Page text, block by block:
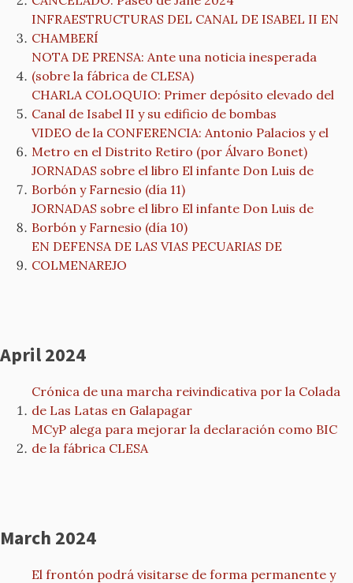
INFRAESTRUCTURAS DEL CANAL DE ISABEL II EN
CHAMBERÍ
NOTA DE PRENSA: Ante una noticia inesperada
(sobre la fábrica de CLESA)
CHARLA COLOQUIO: Primer depósito elevado del
Canal de Isabel II y su edificio de bombas
VIDEO de la CONFERENCIA: Antonio Palacios y el
Metro en el Distrito Retiro (por Álvaro Bonet)
JORNADAS sobre el libro El infante Don Luis de
Borbón y Farnesio (día 11)
JORNADAS sobre el libro El infante Don Luis de
Borbón y Farnesio (día 10)
EN DEFENSA DE LAS VIAS PECUARIAS DE
COLMENAREJO
April 2024
Crónica de una marcha reivindicativa por la Colada
de Las Latas en Galapagar
MCyP alega para mejorar la declaración como BIC
de la fábrica CLESA
March 2024
El frontón podrá visitarse de forma permanente y